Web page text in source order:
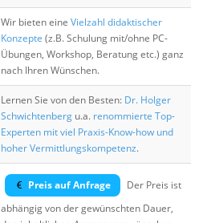
Wir bieten eine Vielzahl didaktischer
Konzepte (z.B. Schulung mit/ohne PC-
Übungen, Workshop, Beratung etc.) ganz
nach Ihren Wünschen.
Lernen Sie von den Besten: Dr. Holger
Schwichtenberg u.a. renommierte Top-
Experten mit viel Praxis-Know-how und
hoher Vermittlungskompetenz.
Preis auf Anfrage
Der Preis ist
abhängig von der gewünschten Dauer,